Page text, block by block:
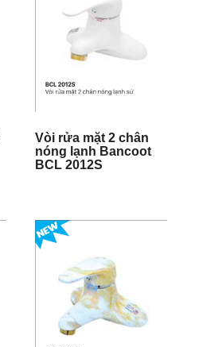
Vòi rửa mặt 2 chân
nóng lạnh Bancoot
BCL 2012S